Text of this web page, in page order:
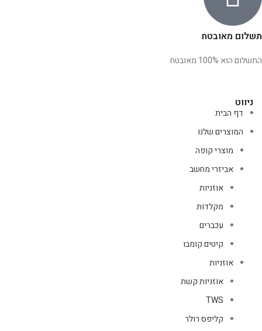
תשלום מאובטח
התשלום הוא 100% מאובטח
ניווט
דף הבית
המוצרים שלנו
מוצרי קופה
אביזרי מחשב
אוזניות
מקלדות
עכברים
קיטים קומבו
אוזניות
אוזניות קשת
TWS
קליפס רולר